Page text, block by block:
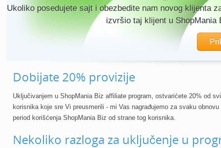
Ukoliko posedujete sajt i obezbedite nam novog klijenta
izvršio taj klijent u
Dobijate 20% provizije
Uključivanjem u ShopMania Biz affiliate program, ostvarićete 20% od
korisnika koje sre Vi preusmerili - mi Vas nagrađujemo za svaku obnovu
period korišćenja ShopMania Biz od strane tog korisnika.
Nekoliko razloga za uključenje u